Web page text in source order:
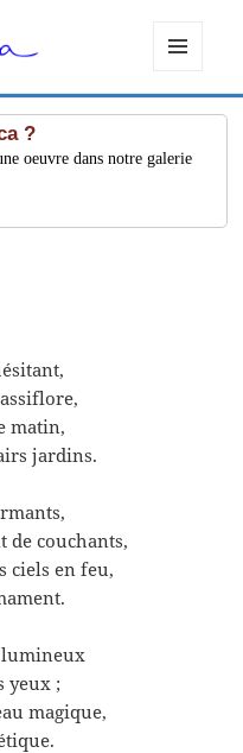
ET
WIDGETS
?
oeuvre dans notre galerie
matin,
jardins.
de couchants,
ciels en feu,
lumineux
yeux ;
magique,